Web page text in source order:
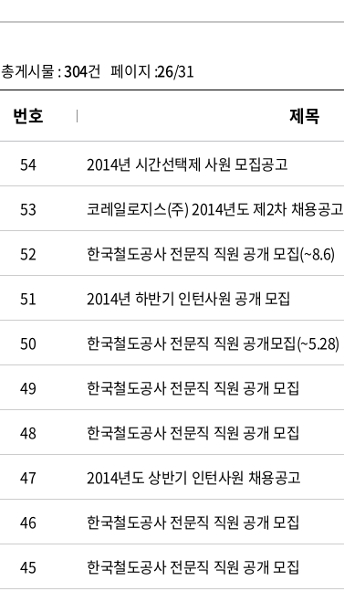
총게시물 :304건 페이지 :26/31
번호 제목
54 2014년 시간선택제 사원 모집공고
53 코레일로지스(주) 2014년도 제2차 채용공고
52 한국철도공사 전문직 직원 공개 모집(~8.6)
51 2014년 하반기 인턴사원 공개 모집
50 한국철도공사 전문직 직원 공개모집(~5.28)
49 한국철도공사 전문직 직원 공개 모집
48 한국철도공사 전문직 직원 공개 모집
47 2014년도 상반기 인턴사원 채용공고
46 한국철도공사 전문직 직원 공개 모집
45 한국철도공사 전문직 직원 공개 모집